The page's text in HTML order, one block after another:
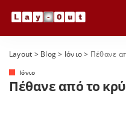
Layout > Blog> Ιόνιο> Πέθανε
Ιόνιο
Πέθανε από το